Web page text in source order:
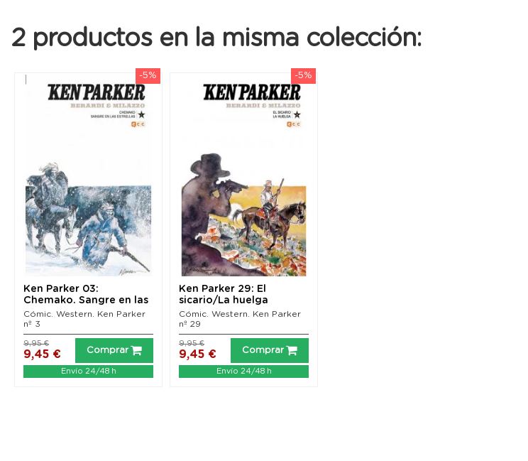
2 productos en la misma colección:
-5%
Ken Parker 03:
Chemako. Sangre en las
estrellas
Cómic. Western. Ken Parker
nº 3
9,45 €
9,95 €
Comprar
Envío 24/48 h
-5%
Ken Parker 29: El
sicario/La huelga
Cómic. Western. Ken Parker
nº 29
9,45 €
9,95 €
Comprar
Envío 24/48 h